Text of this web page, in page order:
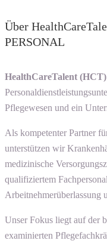
Über
PERSONAL
HealthCareTalent (HCT)
Pflegewesen und ein
Als kompetenter Partner
unterstützen wir
medizinische
qualifiziertem
Arbeitnehmerüberlassung
Unser Fokus liegt auf der
examinierten